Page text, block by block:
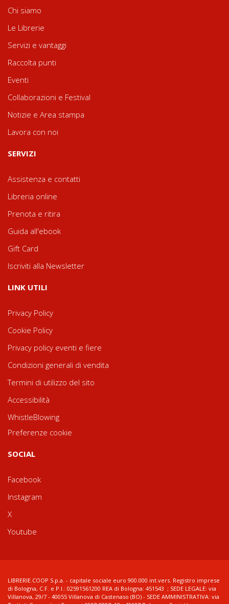
Chi siamo
Le Librerie
Servizi e vantaggi
Raccolta punti
Eventi
Collaborazioni e Festival
Notizie e Area stampa
Lavora con noi
SERVIZI
Assistenza e contatti
Libreria online
Prenota e ritira
Guida all'ebook
Gift Card
Iscriviti alla Newsletter
LINK UTILI
Privacy Policy
Cookie Policy
Privacy policy eventi e fiere
Condizioni generali di vendita
Termini di utilizzo del sito
Accessibilità
WhistleBlowing
Preferenze cookie
SOCIAL
Facebook
Instagram
X
Youtube
LIBRERIE.COOP S.p.a. - capitale sociale euro 900.000 int.vers. Registro imprese
di Bologna, C.F. e P.I.: 02591561200 REA di Bologna: 451543 ; SEDE LEGALE: via
Villanova, 29/7 - 40055 Villanova di Castenaso (BO) - SEDE AMMINISTRATIVA: via